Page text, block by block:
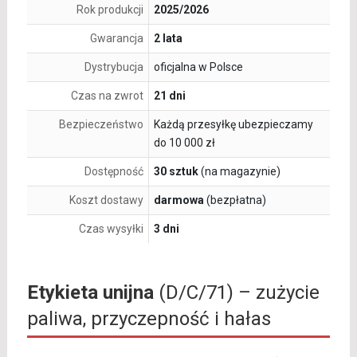
Rok produkcji 2025/2026
Gwarancja 2 lata
Dystrybucja oficjalna w Polsce
Czas na zwrot 21 dni
Bezpieczeństwo
Każdą przesyłkę ubezpieczamy
do 10 000 zł
Dostępność 30 sztuk(na magazynie)
Koszt dostawy darmowa (bezpłatna)
Czas wysyłki 3 dni
Etykieta unijna(D/C/71) – zużycie
paliwa, przyczepność i hałas